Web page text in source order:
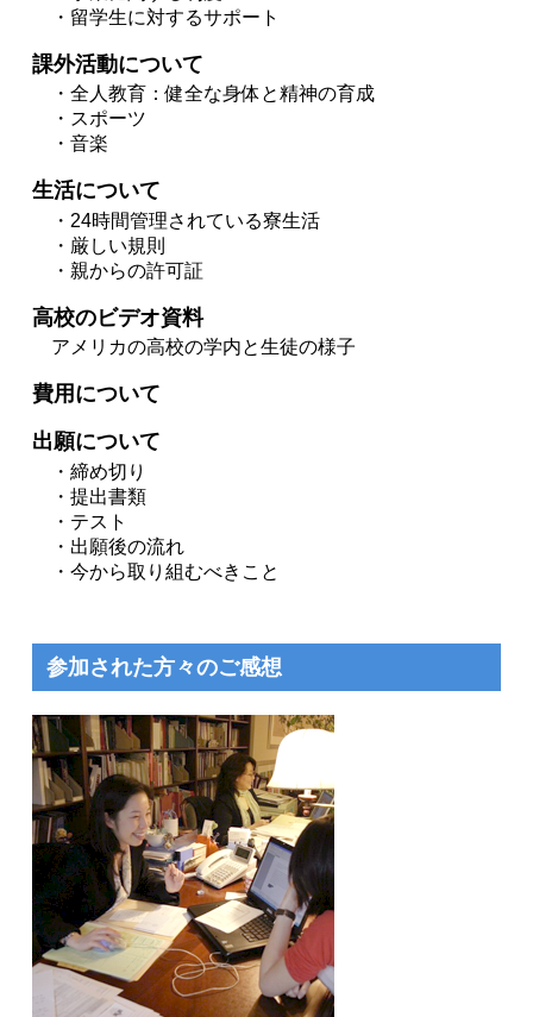
・留学生に対するサポート
課外活動について
・全人教育：健全な身体と精神の育成
・スポーツ
・音楽
生活について
・24時間管理されている寮生活
・厳しい規則
・親からの許可証
高校のビデオ資料
アメリカの高校の学内と生徒の様子
費用について
出願について
・締め切り
・提出書類
・テスト
・出願後の流れ
・今から取り組むべきこと
参加された方々のご感想